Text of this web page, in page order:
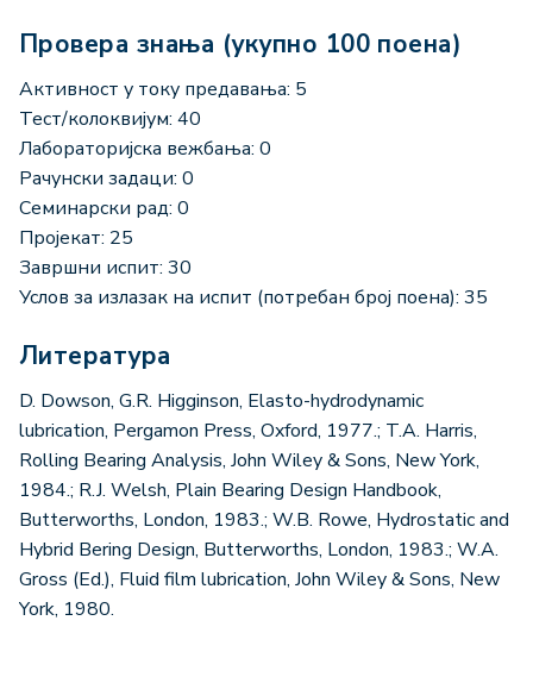
Провера знања (укупно 100 поена)
Активност у току предавања: 5
Тест/колоквијум: 40
Лабораторијска вежбања: 0
Рачунски задаци: 0
Семинарски рад: 0
Пројекат: 25
Завршни испит: 30
Услов за излазак на испит (потребан број поена): 35
Литература
D. Dowson, G.R. Higginson, Elasto-hydrodynamic
lubrication, Pergamon Press, Oxford, 1977.; T.A. Harris,
Rolling Bearing Analysis, John Wiley & Sons, New York,
1984.; R.J. Welsh, Plain Bearing Design Handbook,
Butterworths, London, 1983.; W.B. Rowe, Hydrostatic and
Hybrid Bering Design, Butterworths, London, 1983.; W.A.
Gross (Ed.), Fluid film lubrication, John Wiley & Sons, New
York, 1980.